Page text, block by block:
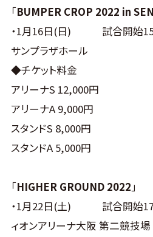
「BUMPER CROP 2022 in
・1月16日(日) 試合開始
サンプラザホール
◆チケット料金
アリーナS 12,000円
アリーナA 9,000円
スタンドS 8,000円
スタンドA 5,000円
「HIGHER GROUND 2022」
・1月22日(土) 試合開始
ィオンアリーナ大阪 第二競技場